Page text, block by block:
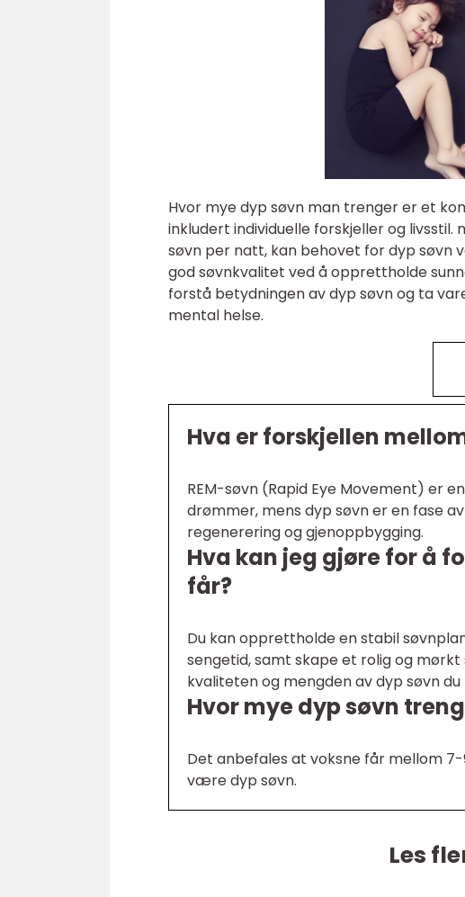
Hvor mye dyp søvn man trenger er et
inkludert individuelle forskjeller og
søvn per natt, kan behovet for dyp søvn
god søvnkvalitet ved å opprettholde
forstå betydningen av dyp søvn og ta
mental helse.
Hva er forskjellen
REM-søvn (Rapid Eye Movement) er
drømmer, mens dyp søvn er en fase
regenerering og gjenoppbygging.
Hva kan jeg gjøre for å
får?
Du kan opprettholde en stabil
sengetid, samt skape et rolig og
kvaliteten og mengden av dyp søvn du
Hvor mye dyp søvn
Det anbefales at voksne får mellom
være dyp søvn.
Les